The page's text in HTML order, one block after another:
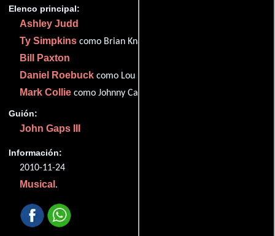
Elenco principal:
Ashley Judd
Ty Simpkins como Brian Knapp
Bill Paxton
Daniel Roebuck como Lou Robin
Mark Collie como Johnny Cash
Guión:
John Gaps III
Información:
2010-11-24
Musical .